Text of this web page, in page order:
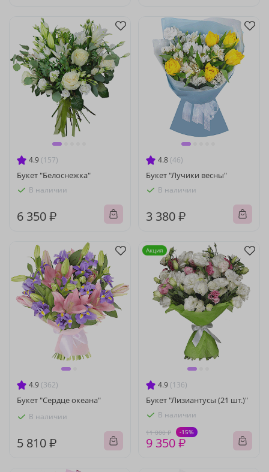
4.9 (157)
Букет "Белоснежка"
В наличии
6 350 ₽
4.8 (46)
Букет "Лучики весны"
В наличии
3 380 ₽
4.9 (362)
Букет "Сердце океана"
В наличии
5 810 ₽
4.9 (136)
Букет "Лизиантусы (21 шт.)"
В наличии
11 000 ₽ -15%
9 350 ₽
Акция